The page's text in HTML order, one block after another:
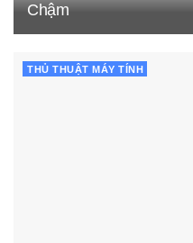
Chậm
THỦ THUẬT MÁY TÍNH